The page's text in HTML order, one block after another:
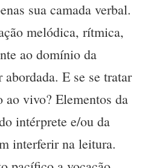
sua camada verbal.
melódica, rítmica,
ao domínio da
abordada. E se se tratar
ao vivo? Elementos da
intérprete e/ou da
interferir na leitura.